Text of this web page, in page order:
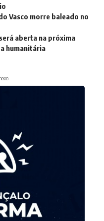
Vasco morre baleado no
aberta na próxima
humanitária